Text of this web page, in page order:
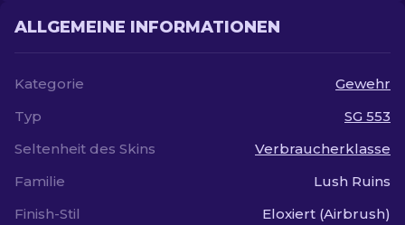
ALLGEMEINE INFORMATIONEN
Kategorie
Gewehr
Typ
SG 553
Seltenheit des Skins
Verbraucherklasse
Familie
Lush Ruins
Finish-Stil
Eloxiert (Airbrush)